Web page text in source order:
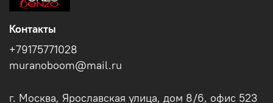
Контакты
+79175771028
muranoboom@mail.ru
г. Москва, Ярославская улица, дом 8/6, офис 523